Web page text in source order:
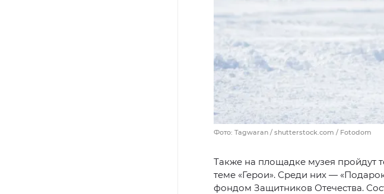
Фото: Tagwaran / shutterstock.com / Fotodom
Также на площадке музея пройдут
теме «Герои». Среди них —
фондом Защитников Отечества.